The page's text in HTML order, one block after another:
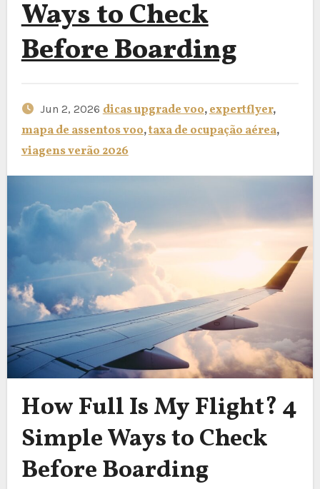
Ways to Check
Before Boarding
Jun 2, 2026 dicas upgrade voo,expertflyer,
mapa de assentos voo,taxa de ocupação aérea,
viagens verão 2026
How Full Is My Flight? 4
Simple Ways to Check
Before Boarding